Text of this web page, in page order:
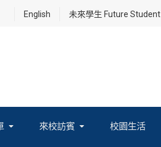
English 未來學生 Future Student
來校訪賓 校園生活